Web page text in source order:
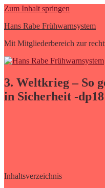
Zum Inhalt springen
Hans Rabe Frühwarnsystem
Mit Mitgliederbereich zur
3. Weltkrieg – So
in Sicherheit -dp18
Inhaltsverzeichnis